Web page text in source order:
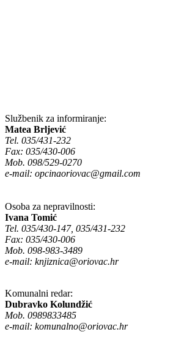
Službenik za informiranje:
Matea Brljević
Tel. 035/431-232
Fax: 035/430-006
Mob. 098/529-0270
e-mail: opcinaoriovac@gmail.com
Osoba za nepravilnosti:
Ivana Tomić
Tel. 035/430-147, 035/431-232
Fax: 035/430-006
Mob. 098-983-3489
e-mail: knjiznica@oriovac.hr
Komunalni redar:
Dubravko Kolundžić
Mob. 0989833485
e-mail: komunalno@oriovac.hr